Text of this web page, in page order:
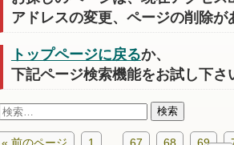
アドレスの変更、ページの削除が
トップページに戻るか、
下記ページ検索機能をお試し下さ
検